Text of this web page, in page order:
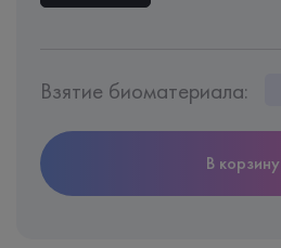
Взятие биоматериала:
В корзину